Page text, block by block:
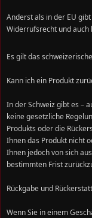
Anderst als in der EU
Widerrufsrecht und auch
Es gilt das
Kann ich ein Produkt
In der Schweiz gibt es –
keine gesetzliche
Produkts oder die
Ihnen das Produkt nicht
Ihnen jedoch von sich
bestimmten Frist
Rückgabe und
Wenn Sie in einem